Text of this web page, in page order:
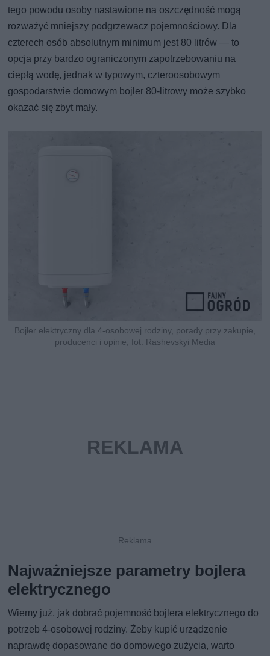
tego powodu osoby nastawione na oszczędność mogą
rozważyć mniejszy podgrzewacz pojemnościowy. Dla
czterech osób absolutnym minimum jest 80 litrów — to
opcja przy bardzo ograniczonym zapotrzebowaniu na
ciepłą wodę, jednak w typowym, czteroosobowym
gospodarstwie domowym bojler 80-litrowy może szybko
okazać się zbyt mały.
Bojler elektryczny dla 4-osobowej rodziny, porady przy zakupie,
producenci i opinie, fot. Rashevskyi Media
Najważniejsze parametry bojlera
elektrycznego
Wiemy już, jak dobrać pojemność bojlera elektrycznego do
potrzeb 4-osobowej rodziny. Żeby kupić urządzenie
naprawdę dopasowane do domowego zużycia, warto